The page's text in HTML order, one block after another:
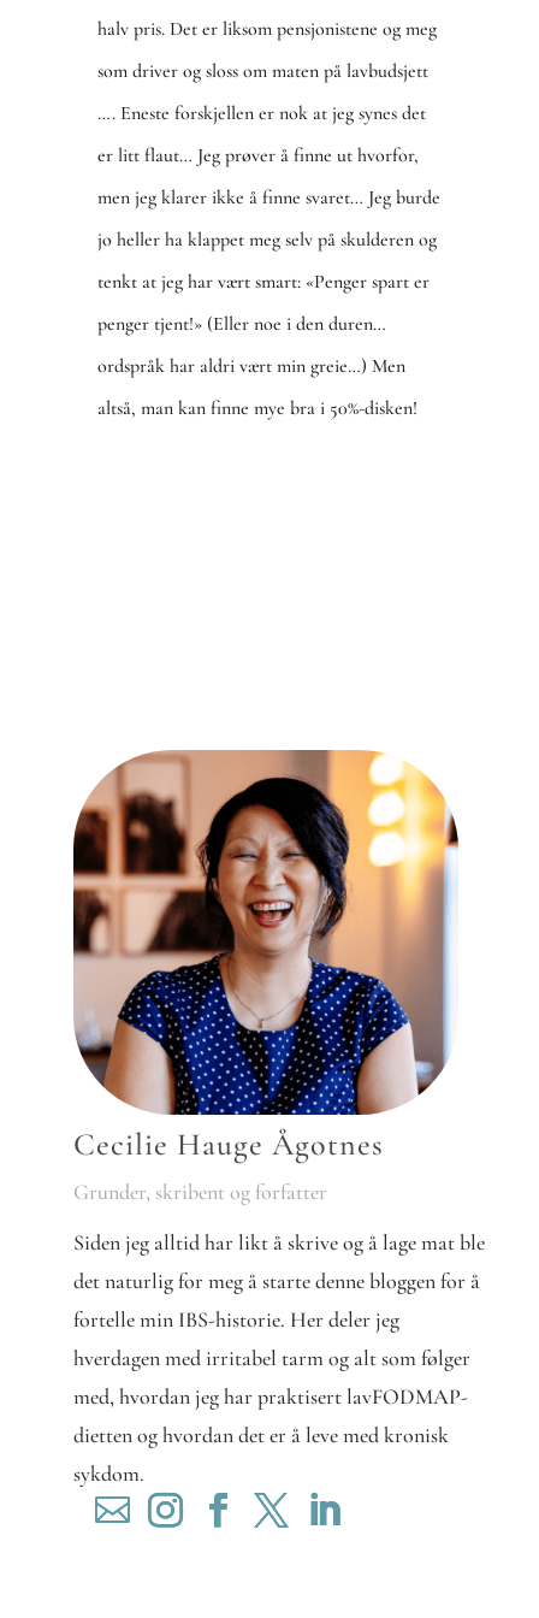
halv pris. Det er liksom pensjonistene og meg
som driver og sloss om maten på lavbudsjett
…. Eneste forskjellen er nok at jeg synes det
er litt flaut… Jeg prøver å finne ut hvorfor,
men jeg klarer ikke å finne svaret… Jeg burde
jo heller ha klappet meg selv på skulderen og
tenkt at jeg har vært smart: «Penger spart er
penger tjent!» (Eller noe i den duren…
ordspråk har aldri vært min greie…) Men
altså, man kan finne mye bra i 50%-disken!
Cecilie Hauge Ågotnes
Grunder, skribent og forfatter
Siden jeg alltid har likt å skrive og å lage mat ble
det naturlig for meg å starte denne bloggen for å
fortelle min IBS-historie. Her deler jeg
hverdagen med irritabel tarm og alt som følger
med, hvordan jeg har praktisert lavFODMAP-
dietten og hvordan det er å leve med kronisk
sykdom.